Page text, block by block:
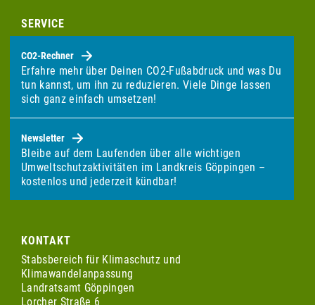
SERVICE
CO2-Rechner
Erfahre mehr über Deinen CO2-Fußabdruck und was Du
tun kannst, um ihn zu reduzieren. Viele Dinge lassen
sich ganz einfach umsetzen!
Newsletter
Bleibe auf dem Laufenden über alle wichtigen
Umweltschutzaktivitäten im Landkreis Göppingen –
kostenlos und jederzeit kündbar!
KONTAKT
Stabsbereich für Klimaschutz und
Klimawandelanpassung
Landratsamt Göppingen
Lorcher Straße 6